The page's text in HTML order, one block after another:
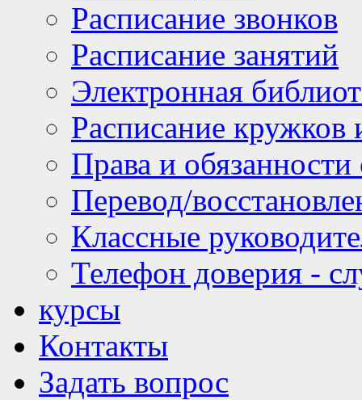
Расписание звонков
Расписание занятий
Электронная
Расписание кружков
Права и
Перевод/
Классные
Телефон доверия -
курсы
Контакты
Задать вопрос